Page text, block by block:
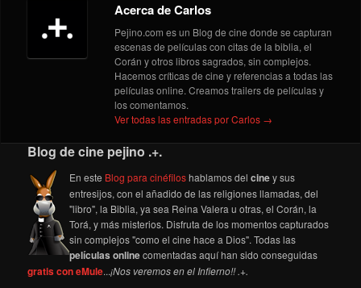
Acerca de Carlos
Pejino.com es un Blog de cine donde se capturan
escenas de películas con citas de la biblia, el
Corán y otros libros sagrados, sin complejos.
Hacemos críticas de cine y referencias a todas las
películas online. Creamos trailers de películas y
los comentamos.
Ver todas las entradas por Carlos →
Blog de cine pejino .+.
En este Blog para cinéfiloshablamos delciney sus
entresijos, con el añadido de las religiones llamadas, del
"libro", la Biblia, ya sea Reina Valera u otras, el Corán, la
Torá, y más misterios. Disfruta de los momentos capturados
sin complejos "como el cine hace a Dios". Todas las
películas onlinecomentadas aquí han sido conseguidas
gratis con eMule...¡Nos veremos en el Infierno!! .+.